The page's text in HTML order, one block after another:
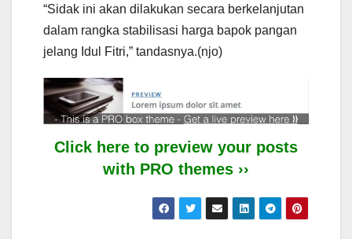
“Sidak ini akan dilakukan secara berkelanjutan
dalam rangka stabilisasi harga bapok pangan
jelang Idul Fitri,” tandasnya.(njo)
Click here to preview your posts
with PRO themes ››